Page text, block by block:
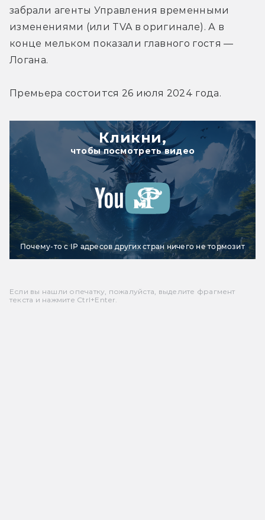
забрали агенты Управления временными
изменениями (или TVA в оригинале). А в
конце мельком показали главного гостя —
Логана.
Премьера состоится 26 июля 2024 года.
Кликни,
чтобы посмотреть видео
Почему-то с IP адресов других стран ничего не тормозит
Если вы нашли опечатку, пожалуйста, выделите фрагмент
текста и нажмите Ctrl+Enter.